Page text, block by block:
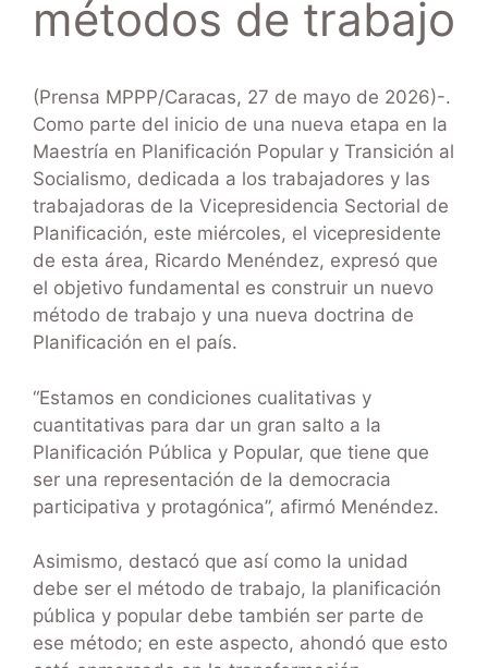
métodos de trabajo
(Prensa MPPP/Caracas, 27 de mayo de 2026)-.
Como parte del inicio de una nueva etapa en la
Maestría en Planificación Popular y Transición al
Socialismo, dedicada a los trabajadores y las
trabajadoras de la Vicepresidencia Sectorial de
Planificación, este miércoles, el vicepresidente
de esta área, Ricardo Menéndez, expresó que
el objetivo fundamental es construir un nuevo
método de trabajo y una nueva doctrina de
Planificación en el país.
“Estamos en condiciones cualitativas y
cuantitativas para dar un gran salto a la
Planificación Pública y Popular, que tiene que
ser una representación de la democracia
participativa y protagónica”, afirmó Menéndez.
Asimismo, destacó que así como la unidad
debe ser el método de trabajo, la planificación
pública y popular debe también ser parte de
ese método; en este aspecto, ahondó que esto